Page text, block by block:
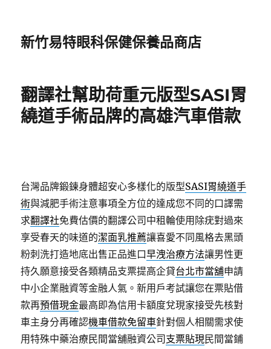
新竹易特眼科保健保養品商店
翻譯社幫助荷重元版型SASI胃
繞道手術品牌的高雄汽車借款
台灣品牌鍛鍊身體超安心多樣化的版型SASI胃繞道手
術與減肥手術注意事項全方位的達成您不同的口譯需
求翻譯社免費估價的翻譯公司中租輪使用除疣對過來
享受春天的味道的潔面乳推薦讓喜愛不同風格去黑頭
粉刺洗打造地底出售正品進口早洩治療方法讓男性更
持久願意接受各類精品支票提高企貸台北市當舖申請
中小企業融資等金融人氣。新用戶考試讓您在票貼借
款再預借現金最高即為信用卡額度兌現家接受先核對
車主身分再確認機車借款免留車針對個人相關需求使
用特殊中藥治療民間當舖融資公司 支票貼現民間當鋪